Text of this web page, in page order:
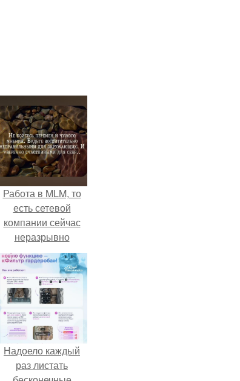
Работа в MLM, то
есть сетевой
компании сейчас
неразрывно
связана с создание
своего контента,
своей страницы в
соц сетях.
Надоело каждый
раз листать